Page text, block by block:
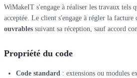
WiMakeIT s'engage à réaliser les travaux tels
acceptée. Le client s'engage à régler la facture
ouvrables suivant sa réception, sauf accord
Propriété du code
Code standard : extensions ou modules